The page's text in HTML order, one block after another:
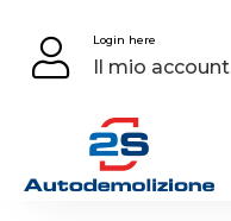
content
Login here
Il mio account